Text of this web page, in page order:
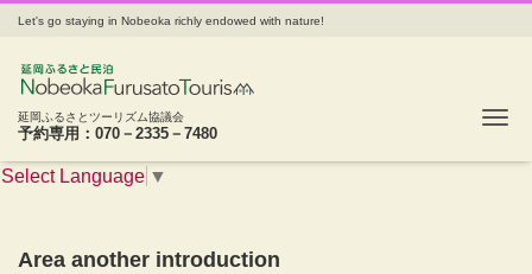
Let's go staying in Nobeoka richly endowed with nature!
延岡ふるさとツーリズム協議会
予約専用：070－2335－7480
Select Language ▼
Area another introduction